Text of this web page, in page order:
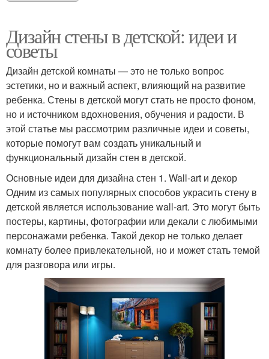
Дизайн стены в детской: идеи и
советы
Дизайн детской комнаты — это не только вопрос
эстетики, но и важный аспект, влияющий на развитие
ребенка. Стены в детской могут стать не просто фоном,
но и источником вдохновения, обучения и радости. В
этой статье мы рассмотрим различные идеи и советы,
которые помогут вам создать уникальный и
функциональный дизайн стен в детской.
Основные идеи для дизайна стен 1. Wall-art и декор
Одним из самых популярных способов украсить стену в
детской является использование wall-art. Это могут быть
постеры, картины, фотографии или декали с любимыми
персонажами ребенка. Такой декор не только делает
комнату более привлекательной, но и может стать темой
для разговора или игры.